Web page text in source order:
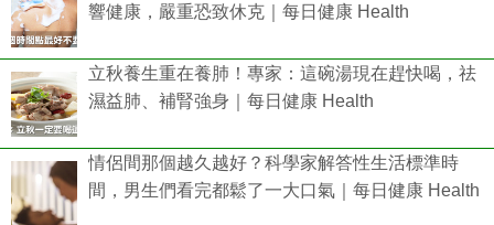
響健康，嚴重恐致休克｜每日健康 Health
立秋養生重在養肺！專家：這碗湯現在趕快喝，祛
濕益肺、補腎強身｜每日健康 Health
情侶間那個越久越好？科學家解答性生活標準時
間，男生們看完都鬆了一大口氣｜每日健康 Health